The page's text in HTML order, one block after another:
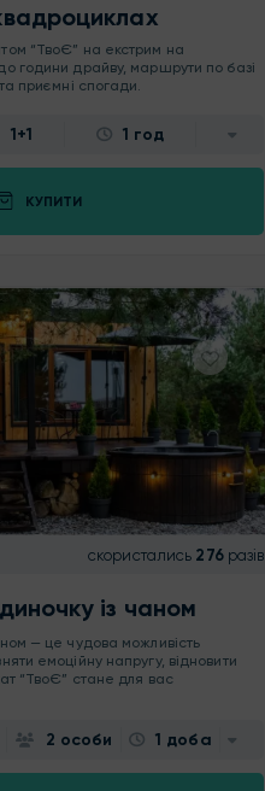
“ТвоЄ” на екстрим на
години драйву, маршрути по базі
приємні спогади.
1+1 1 год
КУПИТИ
скористались 276разів
із чаном
— це чудова можливість
емоційну напругу, відновити
“ТвоЄ” стане для вас
2 особи 1 доба